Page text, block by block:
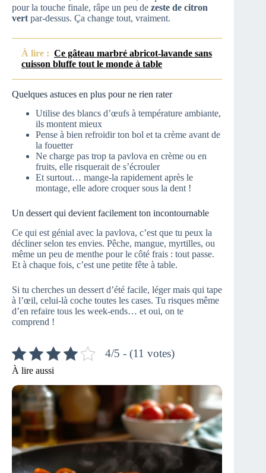
pour la touche finale, râpe un peu de zeste de citron
vert par-dessus. Ça change tout, vraiment.
À lire : Ce gâteau marbré abricot-lavande sans
cuisson bluffe tout le monde à table
Quelques astuces en plus pour ne rien rater
Utilise des blancs d’œufs à température ambiante,
ils montent mieux
Pense à bien refroidir ton bol et ta crème avant de
la fouetter
Ne charge pas trop ta pavlova en crème ou en
fruits, elle risquerait de s’écrouler
Et surtout… mange-la rapidement après le
montage, elle adore croquer sous la dent !
Un dessert qui devient facilement ton incontournable
Ce qui est génial avec la pavlova, c’est que tu peux la
décliner selon tes envies. Pêche, mangue, myrtilles, ou
même un peu de menthe pour le côté frais : tout passe.
Et à chaque fois, c’est une petite fête à table.
Si tu cherches un dessert d’été facile, léger mais qui tape
à l’œil, celui-là coche toutes les cases. Tu risques même
d’en refaire tous les week-ends… et oui, on te
comprend !
4/5 - (11 votes)
À lire aussi